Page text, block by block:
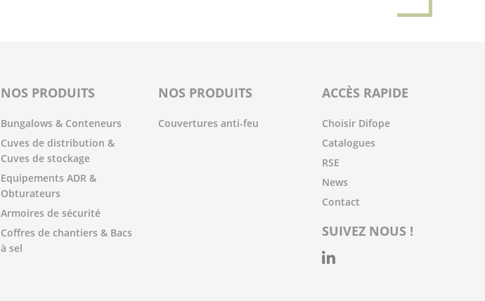
NOS PRODUITS
Bungalows & Conteneurs
Cuves de distribution &
Cuves de stockage
Equipements ADR &
Obturateurs
Armoires de sécurité
Coffres de chantiers & Bacs
à sel
NOS PRODUITS
Couvertures anti-feu
ACCÈS RAPIDE
Choisir Difope
Catalogues
RSE
News
Contact
SUIVEZ NOUS !